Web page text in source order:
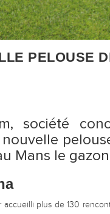
PELOUSE
société
nouvelle
Mans le
plus de 130